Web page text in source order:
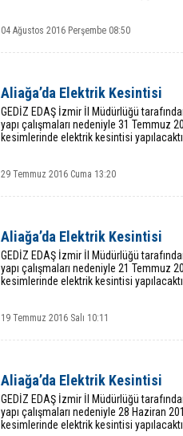
04 Ağustos 2016 Perşembe 08:50
Aliağa’da Elektrik Kesintisi
GEDİZ EDAŞ İzmir İl Müdürlüğü
yapı çalışmaları nedeniyle 31 Temmuz
kesimlerinde elektrik kesintisi
29 Temmuz 2016 Cuma 13:20
Aliağa’da Elektrik Kesintisi
GEDİZ EDAŞ İzmir İl Müdürlüğü
yapı çalışmaları nedeniyle 21 Temmuz
kesimlerinde elektrik kesintisi
19 Temmuz 2016 Salı 10:11
Aliağa’da Elektrik Kesintisi
GEDİZ EDAŞ İzmir İl Müdürlüğü
yapı çalışmaları nedeniyle 28 Haziran
kesimlerinde elektrik kesintisi